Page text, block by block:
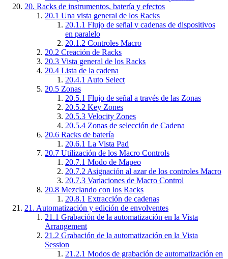
20. Racks de instrumentos, batería y efectos
20.1 Una vista general de los Racks
20.1.1 Flujo de señal y cadenas de dispositivos
en paralelo
20.1.2 Controles Macro
20.2 Creación de Racks
20.3 Vista general de los Racks
20.4 Lista de la cadena
20.4.1 Auto Select
20.5 Zonas
20.5.1 Flujo de señal a través de las Zonas
20.5.2 Key Zones
20.5.3 Velocity Zones
20.5.4 Zonas de selección de Cadena
20.6 Racks de batería
20.6.1 La Vista Pad
20.7 Utilización de los Macro Controls
20.7.1 Modo de Mapeo
20.7.2 Asignación al azar de los controles Macro
20.7.3 Variaciones de Macro Control
20.8 Mezclando con los Racks
20.8.1 Extracción de cadenas
21. Automatización y edición de envolventes
21.1 Grabación de la automatización en la Vista
Arrangement
21.2 Grabación de la automatización en la Vista
Session
21.2.1 Modos de grabación de automatización en